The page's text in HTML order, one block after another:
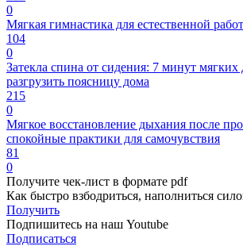
0
Мягкая гимнастика для естественной
104
0
Затекла спина от сидения: 7 минут
разгрузить поясницу дома
215
0
Мягкое восстановление дыхания после
спокойные практики для самочувствия
81
0
Получите чек-лист в формате pdf
Как быстро взбодриться, наполниться
Получить
Подпишитесь на наш Youtube
Подписаться